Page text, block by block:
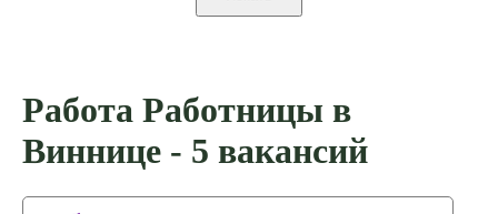
Работа Работницы в
Виннице - 5 вакансий